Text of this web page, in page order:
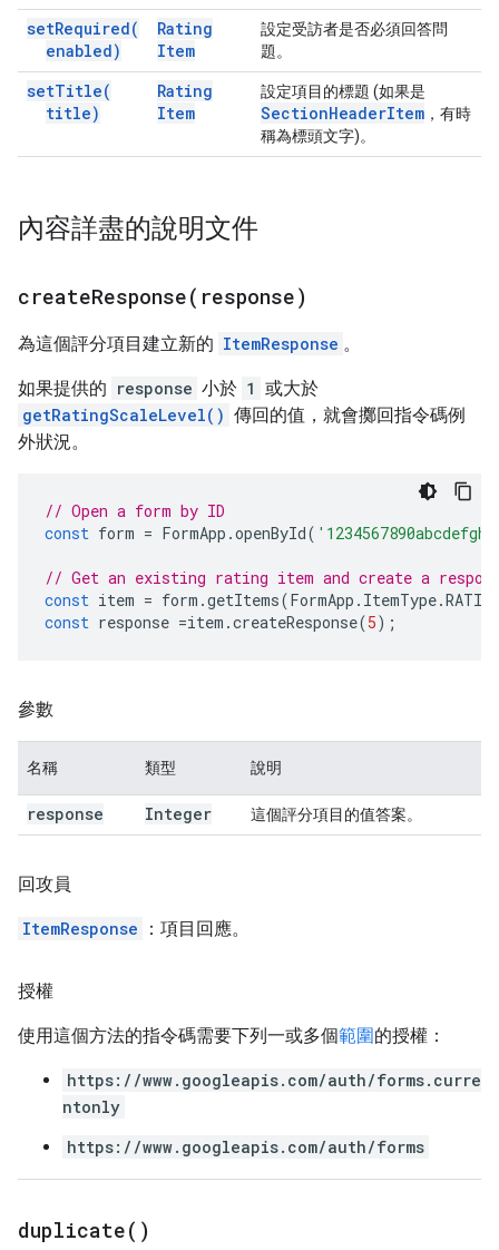
setRequired(
enabled)
Rating
Item
設定受訪者是否必須回答問
題。
setTitle(
title)
Rating
Item
設定項目的標題 (如果是
SectionHeaderItem ，有時
稱為標頭文字)。
內容詳盡的說明文件
createResponse( response)
為這個評分項目建立新的 ItemResponse 。
如果提供的 response 小於 1 或大於
getRatingScaleLevel() 傳回的值，就會擲回指令碼例
外狀況。
// Open a form by ID
const form = FormApp .openById(
// Get an existing rating item and create a
const item = form .getItems(FormApp . ItemType.
const response =item .createResponse(5);
參數
名稱 類型 說明
response Integer 這個評分項目的值答案。
回攻員
ItemResponse ：項目回應。
授權
使用這個方法的指令碼需要下列一或多個範圍的授權：
https://www.googleapis.com/auth/forms.curre
ntonly
https://www.googleapis.com/auth/forms
duplicate( )